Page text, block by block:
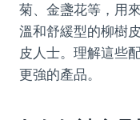
菊、金盞花等，用
溫和舒緩型的柳樹
皮人士。理解這些
更強的產品。